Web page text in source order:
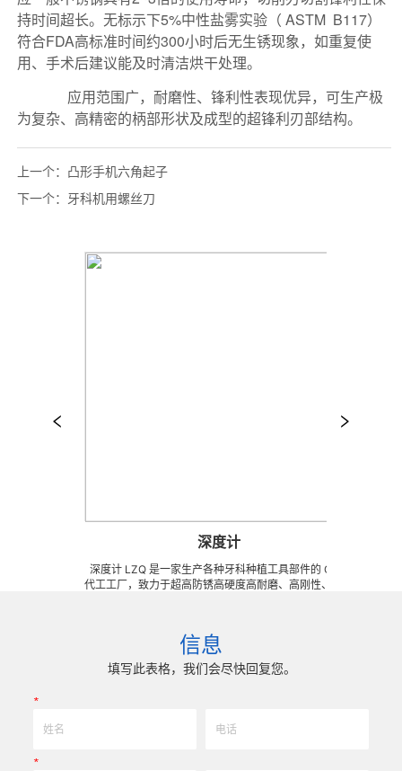
上一个： 凸形手机六角起子
下一个： 牙科机用螺丝刀
深度计
深度计 LZQ 是一家生产各种牙科种植工具部件的 OEM
代工工厂，致力于超高防锈高硬度高耐磨、高刚性、高抗
精密技术生产加工能力，实现高效率，低成本的应用。
我们专业为客户生产成套手术工具。 有大量现货，亦可
来图来样任意定制各种牙科种植工具部件，而且性价比很
高。
信息
填写此表格，我们会尽快回复您。
*
*